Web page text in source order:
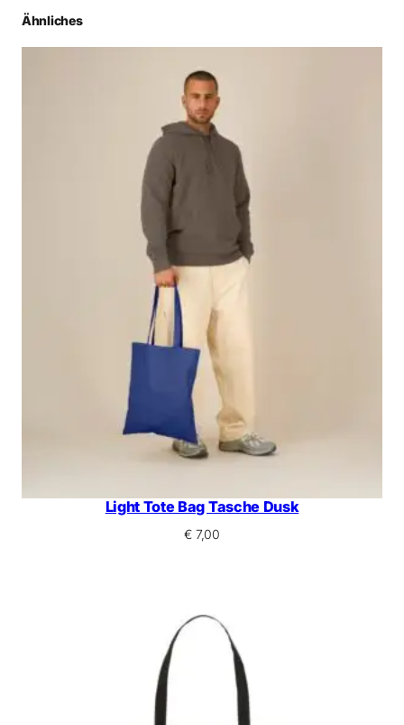
Ähnliches
Light Tote Bag Tasche Dusk
€7,00